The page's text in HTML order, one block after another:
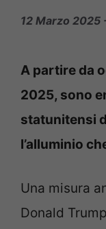
12 Marzo 2025
A partire da
2025, sono
statunitensi
l’alluminio
Una misura
Donald